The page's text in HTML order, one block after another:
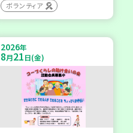
ボランティア
2026年
8月21日(金)